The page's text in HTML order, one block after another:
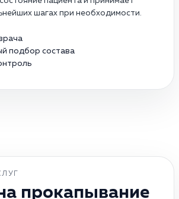
шагах при необходимости.
подбор состава
прокапывание